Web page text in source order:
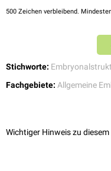
500 Zeichen verbleibend.
Stichworte:
Fachgebiete: Allgemeine
Wichtiger Hinweis zu